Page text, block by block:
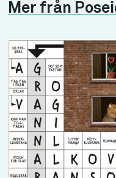
Mer från